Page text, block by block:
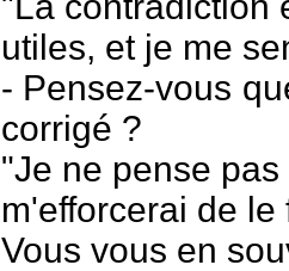
utiles, et je me
- Pensez-vous
corrigé ?
"Je ne pense
m'efforcerai de
Vous vous en